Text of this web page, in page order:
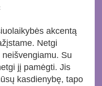
akcentą
Netgi
Su
jį pamėgti. Jis
kasdienybę, tapo